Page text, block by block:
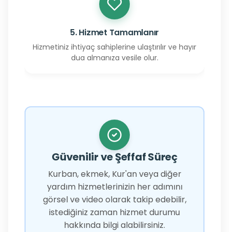
5. Hizmet Tamamlanır
Hizmetiniz ihtiyaç sahiplerine ulaştırılır ve hayır
dua almanıza vesile olur.
Güvenilir ve Şeffaf Süreç
Kurban, ekmek, Kur'an veya diğer
yardım hizmetlerinizin her adımını
görsel ve video olarak takip edebilir,
istediğiniz zaman hizmet durumu
hakkında bilgi alabilirsiniz.